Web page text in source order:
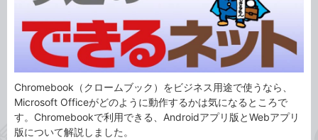
Chromebook（クロームブック）をビジネス用途で使うなら、
Microsoft Officeがどのように動作するかは気になるところで
す。Chromebookで利用できる、Androidアプリ版とWebアプリ
版について解説しました。